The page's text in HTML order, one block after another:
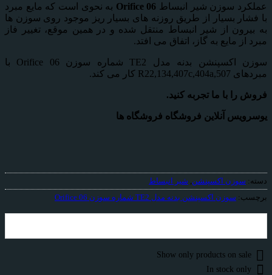
عملکرد سوزن شیر انبساط Orifice 06 به نحوی است که مایع مبرد
با فشار بسیار از طریق روزنه های بسیار ریز موجود روی سوزن ها
به بیرون از شیر انبساط منتقل شده و در همین موقع، تغییر فاز
مبرد از مایع به گاز، اتفاق می افتد.
سوزن اکسپنشن بدنه مدل TE2 شماره سوزن Orifice 06 با
مبردهای R22,134,407c,404a,507 کار می کند.
فروش را با ما تجربه کنید.
یوسرویس آنلاین فروشگاه فروشگاه ها
دسته: سوزن اکسپنشن شیر انبساط
برچسب: سوزن اکسپنشن بدنه مدل TE2 شماره سوزن Orifice 06
Show only products on sale
In stock only